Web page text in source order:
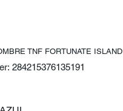
TNF FORTUNATE ISLAND
Artikelnummer:
284215376135191
284215376135191